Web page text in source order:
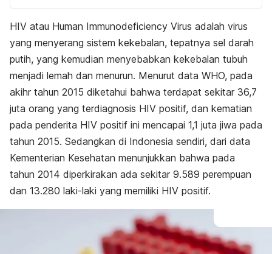
HIV atau Human Immunodeficiency Virus adalah virus
yang menyerang sistem kekebalan, tepatnya sel darah
putih, yang kemudian menyebabkan kekebalan tubuh
menjadi lemah dan menurun. Menurut data WHO, pada
akihr tahun 2015 diketahui bahwa terdapat sekitar 36,7
juta orang yang terdiagnosis HIV positif, dan kematian
pada penderita HIV positif ini mencapai 1,1 juta jiwa pada
tahun 2015. Sedangkan di Indonesia sendiri, dari data
Kementerian Kesehatan menunjukkan bahwa pada
tahun 2014 diperkirakan ada sekitar 9.589 perempuan
dan 13.280 laki-laki yang memiliki HIV positif.